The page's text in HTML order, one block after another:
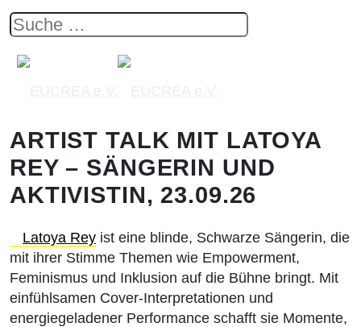
ARTIST TALK MIT LATOYA
REY – SÄNGERIN UND
AKTIVISTIN, 23.09.26
Latoya Rey ist eine blinde, Schwarze Sängerin, die
mit ihrer Stimme Themen wie Empowerment,
Feminismus und Inklusion auf die Bühne bringt. Mit
einfühlsamen Cover-Interpretationen und
energiegeladener Performance schafft sie Momente,